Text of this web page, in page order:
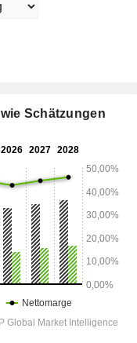
Schätzungen